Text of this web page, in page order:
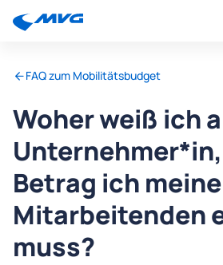
FAQ zum Mobilitätsbudget
Woher weiß ich
Betrag ich
Mitarbeitenden
muss?